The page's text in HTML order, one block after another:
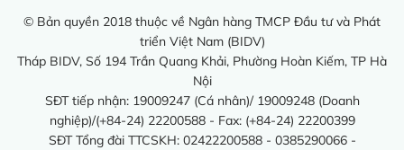
© Bản quyền 2018 thuộc về Ngân hàng TMCP Đầu tư và Phát
triển Việt Nam (BIDV)
Tháp BIDV, Số 194 Trần Quang Khải, Phường Hoàn Kiếm, TP Hà
Nội
SĐT tiếp nhận: 19009247 (Cá nhân)/ 19009248 (Doanh
nghiệp)/(+84-24) 22200588 - Fax: (+84-24) 22200399
SĐT Tổng đài TTCSKH: 02422200588 - 0385290066 -